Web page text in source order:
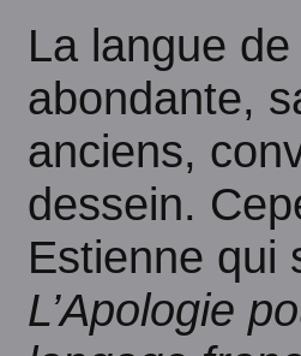
La langue
abondante,
anciens,
dessein.
Estienne qui
L’Apologie